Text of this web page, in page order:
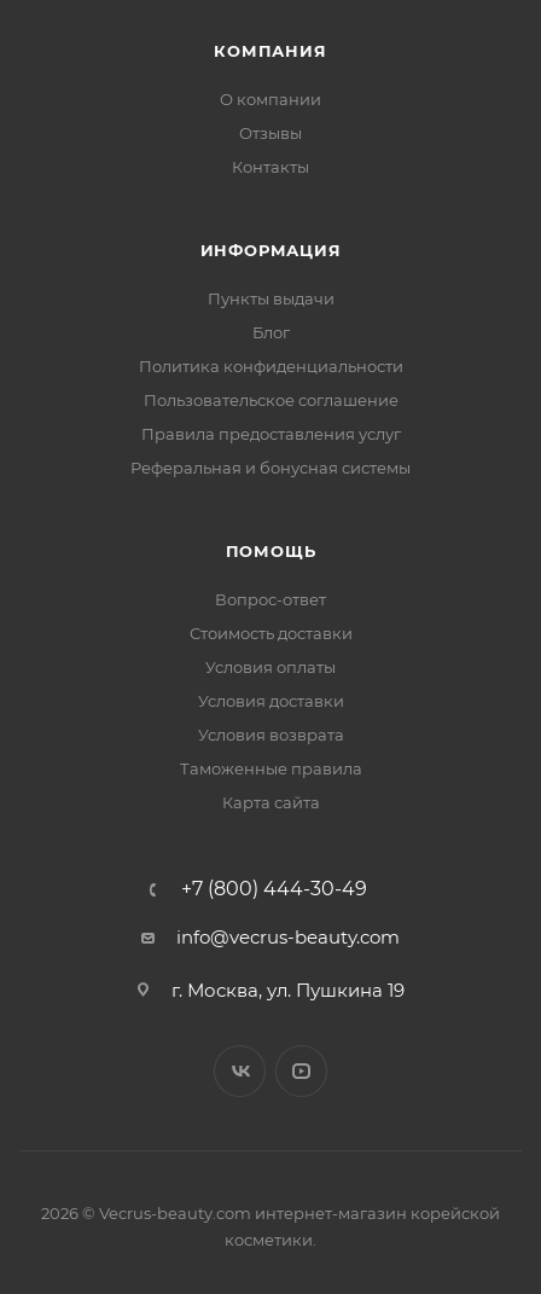
КОМПАНИЯ
О компании
Отзывы
Контакты
ИНФОРМАЦИЯ
Пункты выдачи
Блог
Политика конфиденциальности
Пользовательское соглашение
Правила предоставления услуг
Реферальная и бонусная системы
ПОМОЩЬ
Вопрос-ответ
Стоимость доставки
Условия оплаты
Условия доставки
Условия возврата
Таможенные правила
Карта сайта
+7 (800) 444-30-49
info@vecrus-beauty.com
г. Москва, ул. Пушкина 19
2026 © Vecrus-beauty.com интернет-магазин корейской
косметики.